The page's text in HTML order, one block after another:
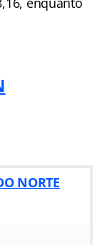
NORTE